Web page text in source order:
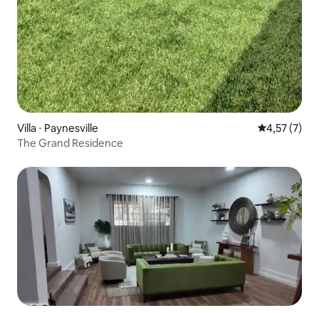
Villa ⋅ Paynesville Évaluation
4,57 (7)
The Grand Residence